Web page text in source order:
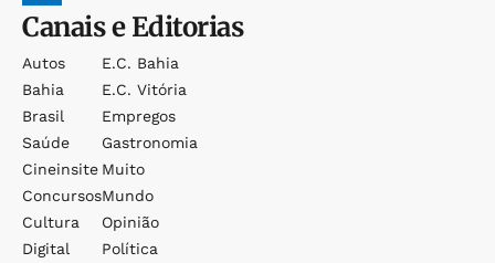
Canais e Editorias
Autos
Bahia
Brasil
Saúde
Cineinsite
Concursos
Cultura
Digital
E.c. Bahia
E.c. Vitória
Empregos
Gastronomia
Muito
Mundo
Opinião
Política